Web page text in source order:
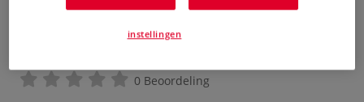
MARTOR®Boy reserve mesjes
0 Beoordeling
instellingen